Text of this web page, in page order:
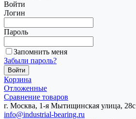
Войти
Логин
Пароль
Запомнить меня
Забыли пароль?
Корзина
Отложенные
Сравнение товаров
г. Москва, 1-я Мытищинская улица, 28с
info@industrial-bearing.ru